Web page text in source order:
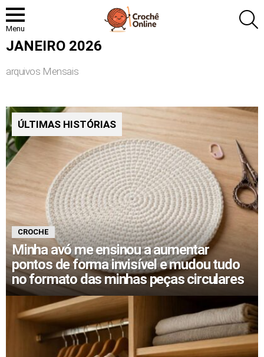
Menu
JANEIRO 2026
arquivos Mensais
ÚLTIMAS HISTÓRIAS
CROCHE
Minha avó me ensinou a aumentar
pontos de forma invisível e mudou tudo
no formato das minhas peças circulares